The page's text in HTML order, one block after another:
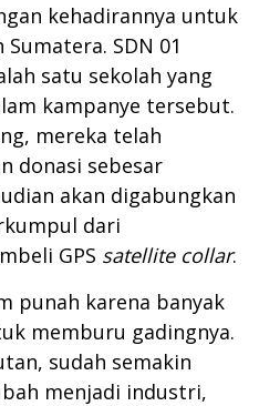
kehadirannya untuk
SDN 01
satu sekolah yang
kampanye tersebut.
mereka telah
donasi sebesar
akan digabungkan
dari
GPS satellite collar.
punah karena banyak
memburu gadingnya.
sudah semakin
menjadi industri,